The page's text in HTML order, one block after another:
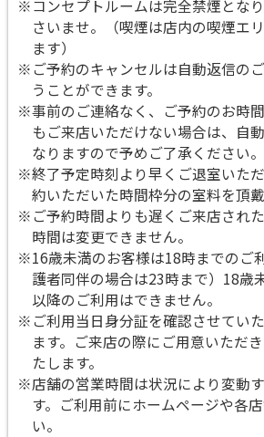
※コンセプトルームは完全禁煙とな
さいませ。（喫煙は店内の喫煙エ
ます）
※ご予約のキャンセルは自動返信の
うことができます。
※事前のご連絡なく、ご予約のお時
もご来店いただけない場合は、自
なりますので予めご了承ください。
※終了予定時刻より早くご退室いた
約いただいた時間枠分の室料を頂戴
※ご予約時間よりも遅くご来店され
時間は変更できません。
※16歳未満のお客様は18時までのご
護者同伴の場合は23時まで）18歳
以降のご利用はできません。
※ご利用当日身分証を確認させてい
ます。ご来店の際にご用意いただ
たします。
※店舗の営業時間は状況により変動
す。ご利用前にホームページや各
い。